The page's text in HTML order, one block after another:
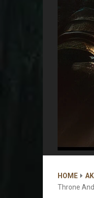
HOME
Throne